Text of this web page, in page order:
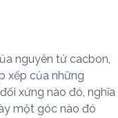
nguyên tử cacbon,
xếp của những
xứng nào đó, nghĩa
một góc nào đó